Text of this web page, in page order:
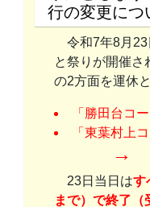
行の変更につ
令和7年8月23
と祭りが開催さ
の2方面を運休
「勝田台コー
「東葉村上コ
→ 終
23日当日はす
まで）で終了（